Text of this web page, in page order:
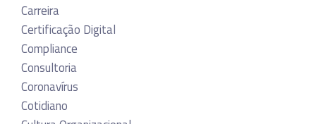
Carreira
Certificação Digital
Compliance
Consultoria
Coronavírus
Cotidiano